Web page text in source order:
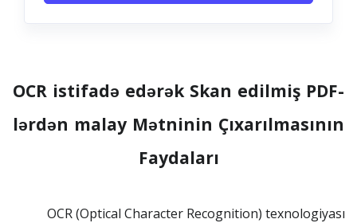
OCR istifadə edərək Skan edilmiş PDF-
lərdən malay Mətninin Çıxarılmasının
Faydaları
OCR (Optical Character Recognition) texnologiyası